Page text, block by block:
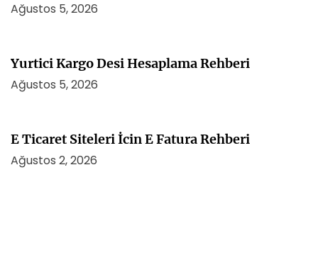
Ağustos 5, 2026
Yurtici Kargo Desi Hesaplama Rehberi
Ağustos 5, 2026
E Ticaret Siteleri İcin E Fatura Rehberi
Ağustos 2, 2026